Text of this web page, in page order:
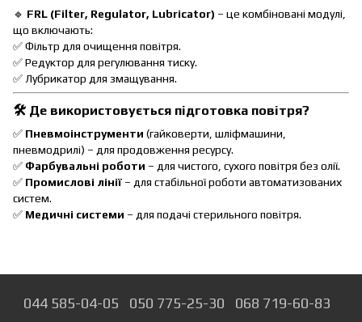
🔹 FRL (Filter, Regulator, Lubricator) – це комбіновані модулі,
що включають:
✅ Фільтр для очищення повітря.
✅ Редуктор для регулювання тиску.
✅ Лубрикатор для змащування.
🛠 Де використовується підготовка повітря?
✅ Пневмоінструменти (гайковерти, шліфмашини,
пневмодрилі) – для продовження ресурсу.
✅ Фарбувальні роботи – для чистого, сухого повітря без олії.
✅ Промислові лінії – для стабільної роботи автоматизованих
систем.
✅ Медичні системи – для подачі стерильного повітря.
044 585-04-05 050 775-25-30
068 719-60-83